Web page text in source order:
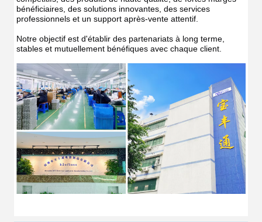
bénéficiaires, des solutions innovantes, des services
professionnels et un support après-vente attentif.
Notre objectif est d'établir des partenariats à long terme,
stables et mutuellement bénéfiques avec chaque client.